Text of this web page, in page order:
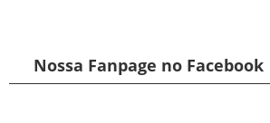
Nossa Fanpage no Facebook